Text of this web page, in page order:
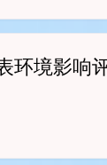
环境影响